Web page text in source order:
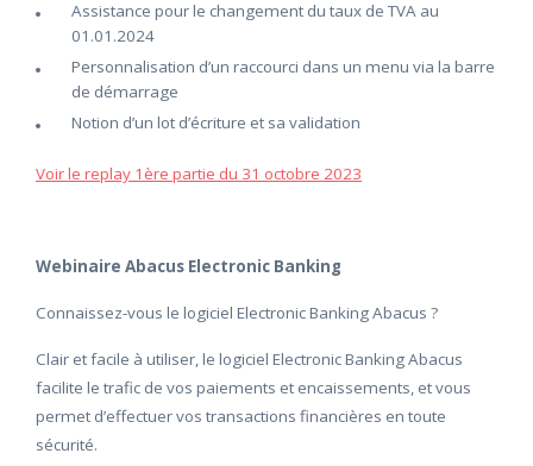
Assistance pour le changement du taux de TVA au
01.01.2024
Personnalisation d’un raccourci dans un menu via la barre
de démarrage
Notion d’un lot d’écriture et sa validation
Voir le replay 1ère partie du 31 octobre 2023
Webinaire Abacus Electronic Banking
Connaissez-vous le logiciel Electronic Banking Abacus ?
Clair et facile à utiliser, le logiciel Electronic Banking Abacus
facilite le trafic de vos paiements et encaissements, et vous
permet d’effectuer vos transactions financières en toute
sécurité.